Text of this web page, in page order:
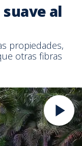
al
propiedades,
otras fibras